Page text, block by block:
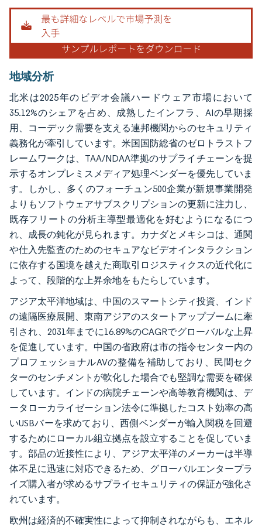
地域分析
北米は2025年のビデオ会議ハードウェア市場において
35.12%のシェアを占め、成熟したインフラ、AIの早期採
用、コーデック需要を支える連邦機関からのセキュリティ
義務化が牽引しています。米国国防総省のゼロトラストフ
レームワークは、TAA/NDAA準拠のサプライチェーンを提
示するオンプレミスメディア処理ベンダーを優先していま
す。しかし、多くのフォーチュン500企業が新規事業開発
よりもソフトウェアサブスクリプションの更新に注力し、
既存フリートの分析主導型最適化を好むようになるにつ
れ、成長の鈍化が見られます。カナダとメキシコは、通関
や仕入先監査のためのセキュアなビデオインタラクション
に依存する国境を越えた商取引ロジスティクスの近代化に
よって、段階的な上昇余地をもたらしています。
アジア太平洋地域は、中国のスマートシティ投資、インド
の遠隔医療展開、東南アジアのスタートアップブームに牽
引され、2031年までに16.89%のCAGRでグローバルな上昇
を促進しています。中国の省政府は市の指令センター内の
プロフェッショナルAVの整備を補助しており、民間セク
ターのセンチメントが軟化した場合でも堅調な需要を確保
しています。インドの病院チェーンや高等教育機関は、デ
ータローカライゼーション法令に準拠したコスト効率の高
いUSBバーを求めており、西側ベンダーが輸入関税を回避
するためにローカル組立拠点を設立することを促していま
す。部品の近接性により、アジア太平洋のメーカーは半導
体不足に迅速に対応できるため、グローバルエンタープラ
イズ購入者が求めるサプライセキュリティの保証が強化さ
れています。
欧州は経済的不確実性によって抑制されながらも、エネル